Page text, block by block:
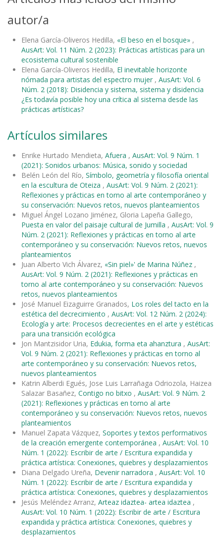
autor/a
Elena García-Oliveros Hedilla, «El beso en el bosque» ,
AusArt: Vol. 11 Núm. 2 (2023): Prácticas artísticas para un
ecosistema cultural sostenible
Elena García-Oliveros Hedilla, El inevitable horizonte
nómada para artistas del espectro mujer , AusArt: Vol. 6
Núm. 2 (2018): Disidencia y sistema, sistema y disidencia
¿Es todavía posible hoy una crítica al sistema desde las
prácticas artísticas?
Artículos similares
Enrike Hurtado Mendieta, Afuera , AusArt: Vol. 9 Núm. 1
(2021): Sonidos urbanos: Música, sonido y sociedad
Belén León del Río, Símbolo, geometría y filosofía oriental
en la escultura de Oteiza , AusArt: Vol. 9 Núm. 2 (2021):
Reflexiones y prácticas en torno al arte contemporáneo y
su conservación: Nuevos retos, nuevos planteamientos
Miguel Ángel Lozano Jiménez, Gloria Lapeña Gallego,
Puesta en valor del paisaje cultural de Jumilla , AusArt: Vol. 9
Núm. 2 (2021): Reflexiones y prácticas en torno al arte
contemporáneo y su conservación: Nuevos retos, nuevos
planteamientos
Juan Alberto Vich Álvarez, «Sin piel»' de Marina Núñez ,
AusArt: Vol. 9 Núm. 2 (2021): Reflexiones y prácticas en
torno al arte contemporáneo y su conservación: Nuevos
retos, nuevos planteamientos
José Manuel Eizaguirre Granados, Los roles del tacto en la
estética del decrecimiento , AusArt: Vol. 12 Núm. 2 (2024):
Ecología y arte: Procesos decrecientes en el arte y estéticas
para una transición ecológica
Jon Mantzisidor Uria, Edukia, forma eta ahanztura , AusArt:
Vol. 9 Núm. 2 (2021): Reflexiones y prácticas en torno al
arte contemporáneo y su conservación: Nuevos retos,
nuevos planteamientos
Katrin Alberdi Egués, Jose Luis Larrañaga Odriozola, Haizea
Salazar Basañez, Contigo no bitxo , AusArt: Vol. 9 Núm. 2
(2021): Reflexiones y prácticas en torno al arte
contemporáneo y su conservación: Nuevos retos, nuevos
planteamientos
Manuel Zapata Vázquez, Soportes y textos performativos
de la creación emergente contemporánea , AusArt: Vol. 10
Núm. 1 (2022): Escribir de arte / Escritura expandida y
práctica artística: Conexiones, quiebres y desplazamientos
Diana Delgado Ureña, Devenir narradora , AusArt: Vol. 10
Núm. 1 (2022): Escribir de arte / Escritura expandida y
práctica artística: Conexiones, quiebres y desplazamientos
Jesús Meléndez Arranz, Arteaz idaztea- artea idaztea ,
AusArt: Vol. 10 Núm. 1 (2022): Escribir de arte / Escritura
expandida y práctica artística: Conexiones, quiebres y
desplazamientos